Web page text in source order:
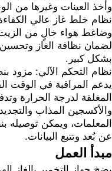
وأخذ العينات وغيرها من
نظام خلط غاز عالي
وضاغط هواء خالٍ من
لضمان نظافة الغاز
بشكل كبير.
يدعم المراقبة في الوقت
المغلقة لدرجة الحرارة
والأكسجين المذاب
عن بُعد وتتبع البيانات.
مبدأ العمل